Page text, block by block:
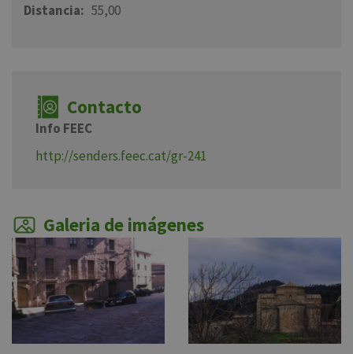
Distancia
55,00
Contacto
Info FEEC
http://senders.feec.cat/gr-241
Galeria de imágenes